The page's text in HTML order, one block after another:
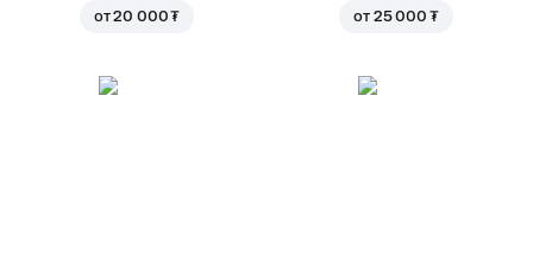
от20 000 ₮ от 25 000 ₮